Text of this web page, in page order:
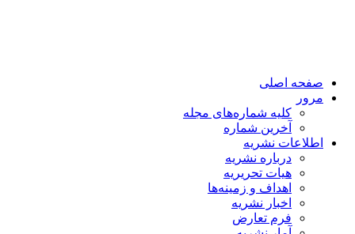
صفحه اصلی
مرور
کلیه شماره‌های مجله
آخرین شماره
اطلاعات نشریه
درباره نشریه
هیات تحریریه
اهداف و زمینه‌ها
اخبار نشریه
فرم تعارض